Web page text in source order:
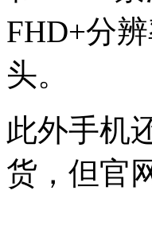
FHD+分
头。
此外手机
货，但官